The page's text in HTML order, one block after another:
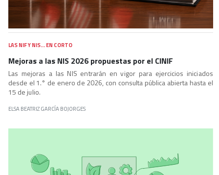
LAS NIF Y NIS… EN CORTO
Mejoras a las NIS 2026 propuestas por el CINIF
Las mejoras a las NIS entrarán en vigor para ejercicios iniciados
desde el 1.° de enero de 2026, con consulta pública abierta hasta el
15 de julio.
ELSA BEATRIZ GARCÍA BOJORGES